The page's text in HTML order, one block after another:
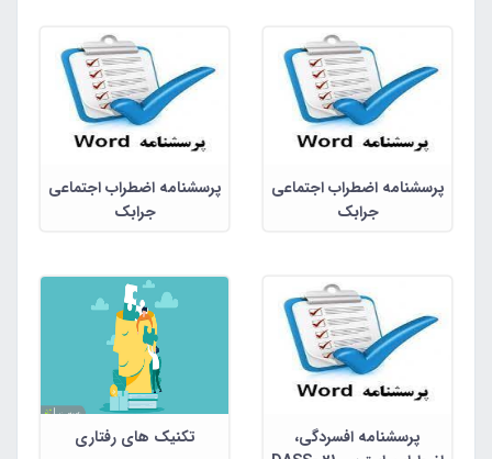
پرسشنامه اضطراب اجتماعی
جرابک
پرسشنامه اضطراب اجتماعی
جرابک
پرسشنامه افسردگی،
تکنیک های رفتاری